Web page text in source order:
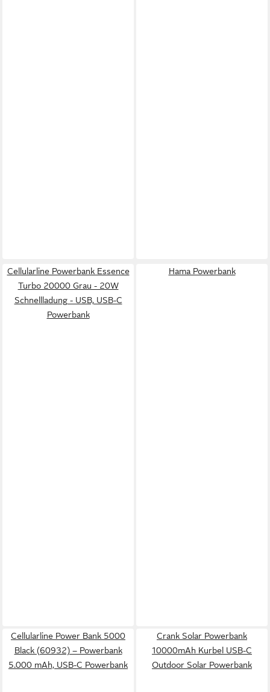
Cellularline Powerbank Essence
Turbo 20000 Grau - 20W
Schnellladung - USB, USB-C
Powerbank
Hama Powerbank
Cellularline Power Bank 5000
Black (60932) – Powerbank
5.000 mAh, USB-C Powerbank
Crank Solar Powerbank
10000mAh Kurbel USB-C
Outdoor Solar Powerbank